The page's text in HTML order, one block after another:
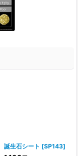
誕生石シート [SP143]